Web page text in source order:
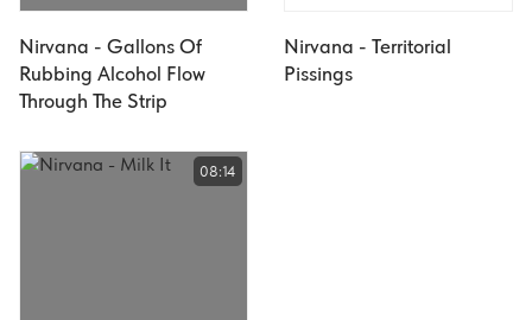
Nirvana - Gallons Of
Rubbing Alcohol Flow
Through The Strip
Nirvana - Territorial
Pissings
08:14